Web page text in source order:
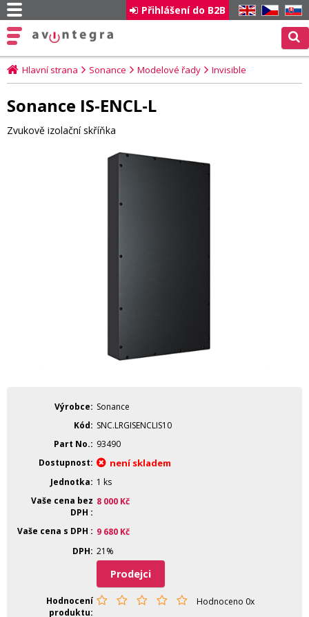
EN CZ SK
Přihlášení do B2B
Hlavní strana Sonance Modelové řady Invisible
Sonance IS-ENCL-L
Zvukově izolační skříňka
Výrobce
Sonance
Kód
SNC.LRGISENCLIS10
Part No.
93490
Dostupnost
není skladem
Jednotka
1 ks
Vaše cena bez
DPH
8 000 Kč
Vaše cena s DPH 9 680 Kč
DPH 21%
Prodejci
Hodnocení
produktu
Hodnoceno 0x